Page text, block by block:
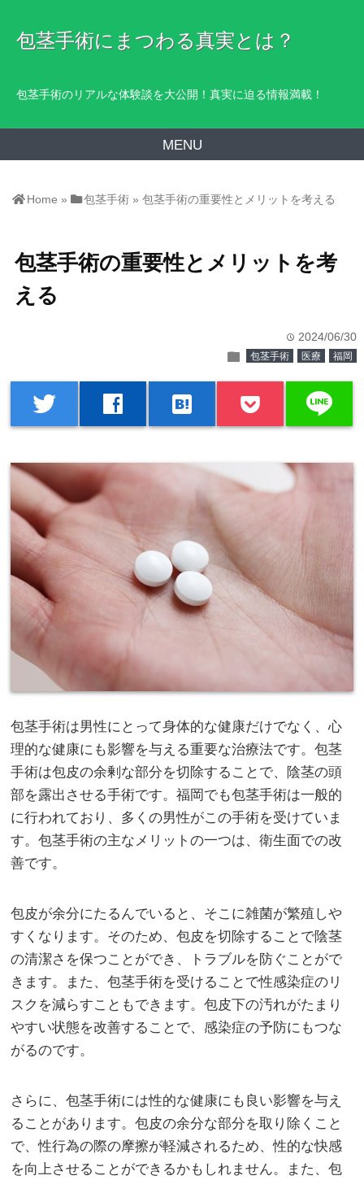
包茎手術にまつわる真実とは？
包茎手術のリアルな体験談を大公開！真実に迫る情報満載！
MENU
Home » 包茎手術 »包茎手術の重要性とメリットを考える
包茎手術の重要性とメリットを考
える
time 2024/06/30
folder 包茎手術 医療 福岡
twitter facebook hatenabookmark line
包茎手術は男性にとって身体的な健康だけでなく、心
理的な健康にも影響を与える重要な治療法です。包茎
手術は包皮の余剰な部分を切除することで、陰茎の頭
部を露出させる手術です。福岡でも包茎手術は一般的
に行われており、多くの男性がこの手術を受けていま
す。包茎手術の主なメリットの一つは、衛生面での改
善です。
包皮が余分にたるんでいると、そこに雑菌が繁殖しや
すくなります。そのため、包皮を切除することで陰茎
の清潔さを保つことができ、トラブルを防ぐことがで
きます。また、包茎手術を受けることで性感染症のリ
スクを減らすこともできます。包皮下の汚れがたまり
やすい状態を改善することで、感染症の予防にもつな
がるのです。
さらに、包茎手術には性的な健康にも良い影響を与え
ることがあります。包皮の余分な部分を取り除くこと
で、性行為の際の摩擦が軽減されるため、性的な快感
を向上させることができるかもしれません。また、包